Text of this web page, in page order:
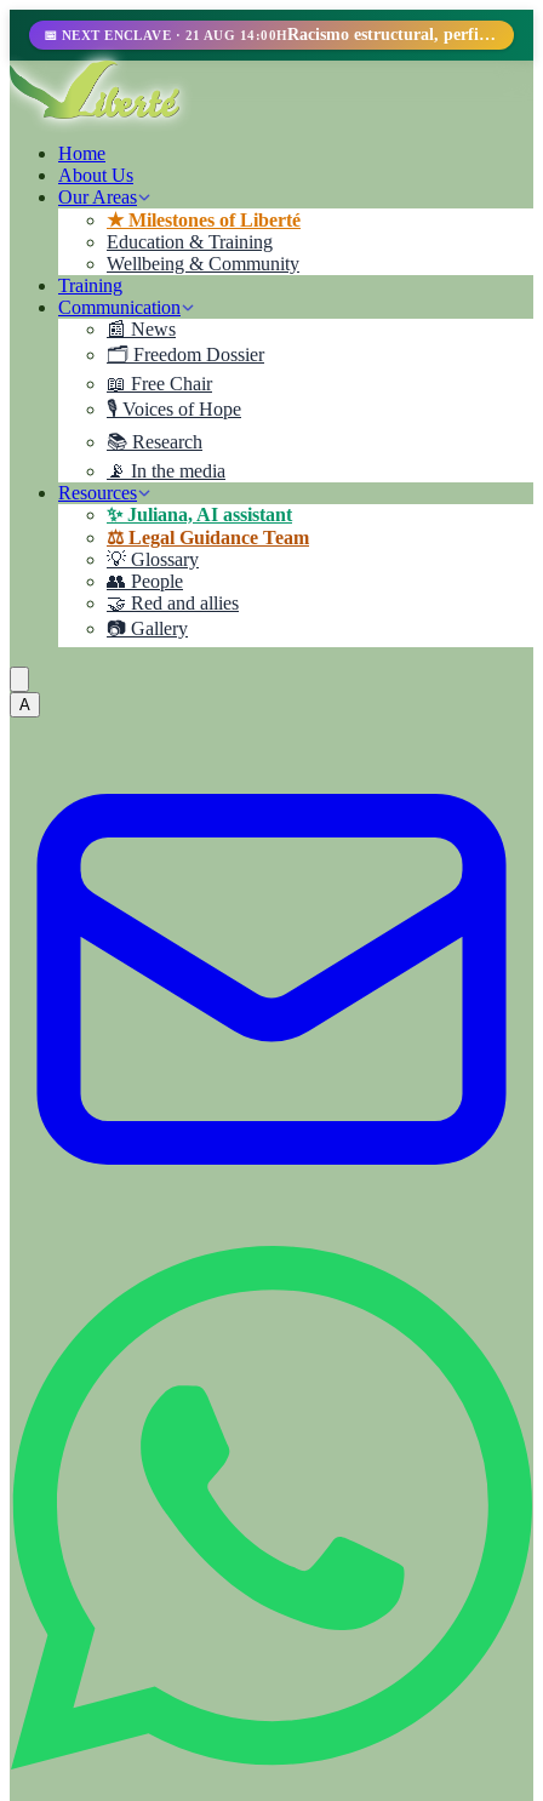
📅 NEXT ENCLAVE · 21 AUG 14:00H Racismo estructural, perfilamiento racial y abolicionismo carcelario.
Home
About Us
Our Areas
★ Milestones of Liberté
Education & Training
Wellbeing & Community
Training
Communication
📰 News
🗂️ Freedom Dossier
📖 Free Chair
🎙️ Voices of Hope
📚 Research
📡 In the media
Resources
✨ Juliana, AI assistant
⚖️ Legal Guidance Team
💡 Glossary
👥 People
🤝 Red and allies
📷 Gallery
A